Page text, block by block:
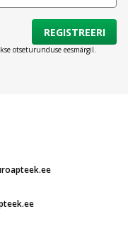
REGISTREERI
otseturunduse eesmärgil.